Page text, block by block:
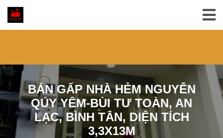
BÁN GẤP NHÀ HẺM NGUYỄN
QÚY YÊM-BÙI TƯ TOÀN, AN
LẠC, BÌNH TÂN, DIỆN TÍCH
3,3X13M